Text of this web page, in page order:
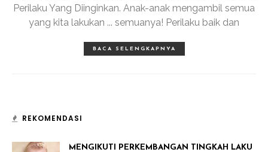
Perilaku Yang Diinginkan. Anak-anak mengambil semua
yang kita lakukan ... semuanya! Perilaku baik dan
BACA SELENGKAPNYA
REKOMENDASI
MENGIKUTI PERKEMBANGAN TINGKAH LAKU